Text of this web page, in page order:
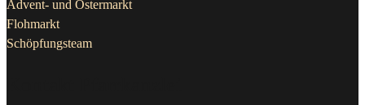
Advent- und Ostermarkt
Flohmarkt
Schöpfungsteam